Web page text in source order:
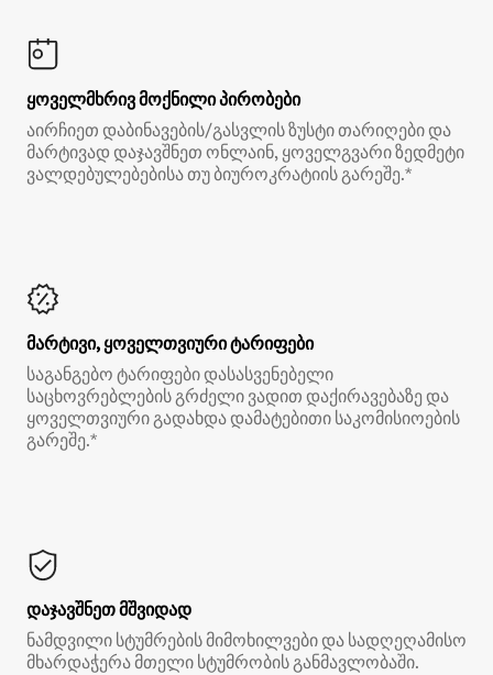
ყოველმხრივ მოქნილი პირობები
აირჩიეთ დაბინავების/გასვლის ზუსტი თარიღები და
მარტივად დაჯავშნეთ ონლაინ, ყოველგვარი ზედმეტი
ვალდებულებებისა თუ ბიუროკრატიის გარეშე.*
მარტივი, ყოველთვიური ტარიფები
საგანგებო ტარიფები დასასვენებელი
საცხოვრებლების გრძელი ვადით დაქირავებაზე და
ყოველთვიური გადახდა დამატებითი საკომისიოების
გარეშე.*
დაჯავშნეთ მშვიდად
ნამდვილი სტუმრების მიმოხილვები და სადღეღამისო
მხარდაჭერა მთელი სტუმრობის განმავლობაში.